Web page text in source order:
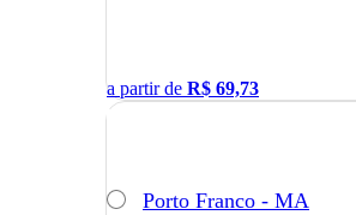
a partir de R$ 69,73
Porto Franco - MA